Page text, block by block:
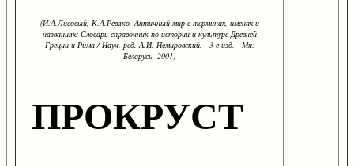
(И.А.Лисовый, К.А.Ревяко. Античный мир в терминах, именах и
названиях: Словарь-справочник по истории и культуре Древней
Греции и Рима / Науч. ред. А.И. Немировский. - 3-е изд. - Мн:
Беларусь, 2001)
ПРОКРУСТ